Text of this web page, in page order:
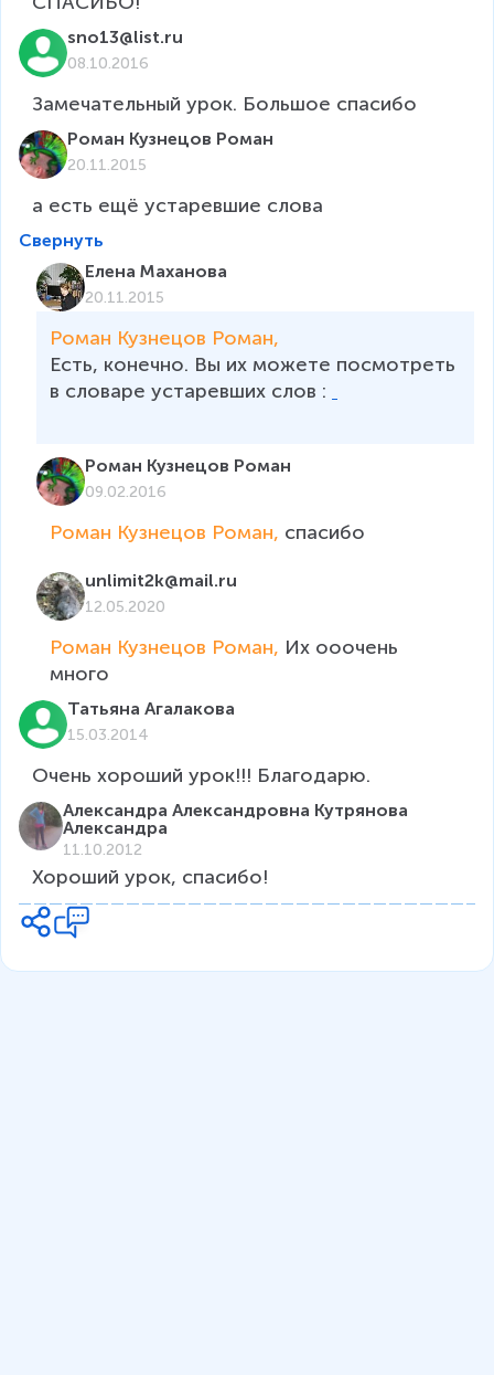
sno13@list.ru
08.10.2016
Замечательный урок. Большое спасибо
Роман Кузнецов Роман
20.11.2015
Свернуть
Елена Маханова
20.11.2015
Роман Кузнецов Роман,
Есть, конечно. Вы их можете посмотреть
в словаре устаревших слов :
Роман Кузнецов Роман
09.02.2016
Роман Кузнецов Роман, спасибо
unlimit2k@mail.ru
12.05.2020
Роман Кузнецов Роман, Их ооочень
много
Татьяна Агалакова
15.03.2014
Очень хороший урок!!! Благодарю.
Александра Александровна Кутрянова
Александра
11.10.2012
Хороший урок, спасибо!